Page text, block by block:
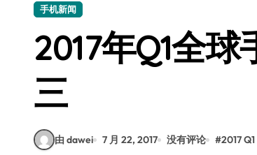
荣耀WIN资讯秒达，手机管
手机新闻
2017年Q1全
三
由 dawei 7 月 22, 2017 没有评论 #2017 Q1